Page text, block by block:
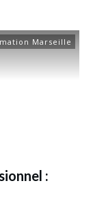
Marseille
: